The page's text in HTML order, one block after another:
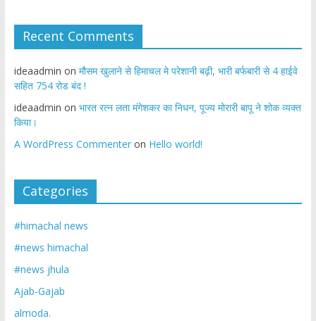
Recent Comments
ideaadmin on मौसम खुलाने से हिमाचल मे परेशानी बढ़ी, भारी बर्फबारी से 4 हाईवे
सहित 754 रोड बंद !
ideaadmin on भारत रत्न लता मंगेशकर का निधन, पूज्य मोरारी बापू ने शोक व्यक्त
किया।
A WordPress Commenteron Hello world!
Categories
#himachal news
#news himachal
#news jhula
Ajab-Gajab
almoda.